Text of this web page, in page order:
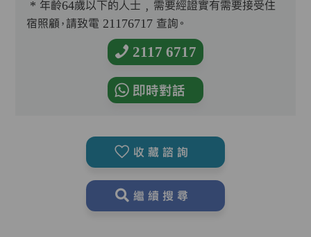
* 年齡64歲以下的人士﹐需要經證實有需要接受住
宿照顧，請致電 21176717 查詢。
2117 6717
即時對話
收藏諮詢
繼續搜尋